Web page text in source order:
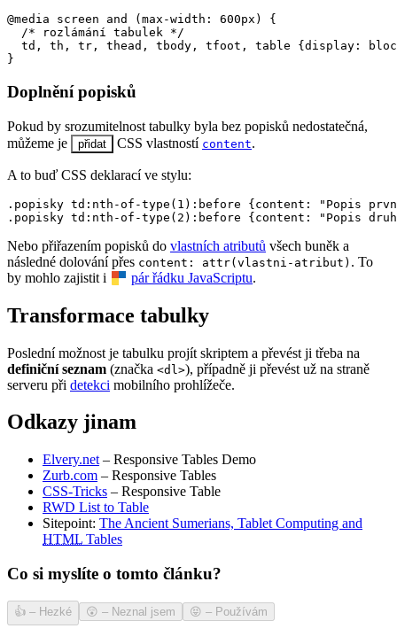
@media screen and (max-width: 600px) {
  /* rozlámání tabulek */
td, th, tr, thead, tbody, tfoot, table {display:
}
Doplnění popisků
Pokud by srozumitelnost tabulky byla bez popisků nedostatečná,
můžeme je
přidat CSS vlastností content.
A to buď CSS deklarací ve stylu:
.popisky td:nth-of-type(1):before {content: "Popis
.popisky td:nth-of-type(2):before {content: "Popis
Nebo přiřazením popisků do vlastních atributů všech buněk a
následné dolování přes content: attr(vlastni-atribut) . To
by mohlo zajistit i
pár řádku JavaScriptu.
Transformace tabulky
Poslední možnost je tabulku projít skriptem a převést ji třeba na
definiční seznam (značka <dl>), případně ji převést už na straně
serveru při detekci mobilního prohlížeče.
Odkazy jinam
Elvery.net – Responsive Tables Demo
Zurb.com – Responsive Tables
CSS-Tricks – Responsive Table
RWD List to Table
Sitepoint: The Ancient Sumerians, Tablet Computing and
HTML Tables
Co si myslíte o tomto článku?
👍 – Hezké 😲 – Neznal jsem 😝 – Používám